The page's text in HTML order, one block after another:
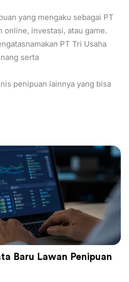
yang mengaku sebagai PT
online, investasi, atau game.
PT Tri Usaha
serta
penipuan lainnya yang bisa
Baru Lawan Penipuan